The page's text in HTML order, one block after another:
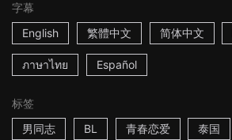
字幕
English
繁體中文 简体中文
ภาษาไทย Español
标签
男同志
BL 青春恋爱 泰国